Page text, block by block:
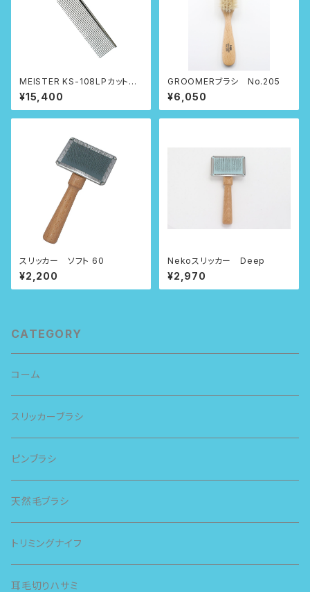
MEISTER KS-108LPカット専
用コーム
¥15,400
GROOMERブラシ No.205
¥6,050
スリッカー ソフト 60
¥2,200
Nekoスリッカー Deep
¥2,970
CATEGORY
コーム
スリッカーブラシ
ピンブラシ
天然毛ブラシ
トリミングナイフ
耳毛切りハサミ